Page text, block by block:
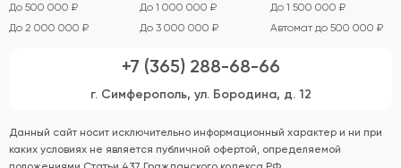
До 500 000 ₽
До 1 000 000 ₽
До 1 500 000 ₽
До 2 000 000 ₽
До 3 000 000 ₽ Автомат до 500 000 ₽
+7 (365) 288-68-66
г. Симферополь, ул. Бородина, д. 12
Данный сайт носит исключительно информационный характер и ни при
каких условиях не является публичной офертой, определяемой